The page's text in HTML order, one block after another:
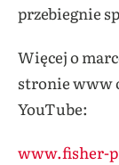
przebiegnie
Więcej o
stronie www
YouTube:
www.fisher-